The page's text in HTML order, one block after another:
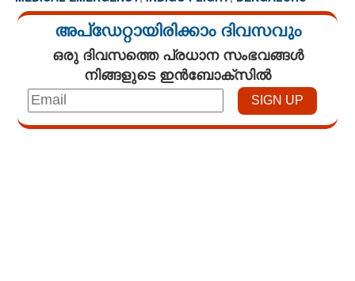
അപ്ഡേറ്റായിരിക്കാം ദിവസവും
ഒരു ദിവസത്തെ പ്രധാന സംഭവങ്ങൾ
നിങ്ങളുടെ ഇൻബോക്സിൽ